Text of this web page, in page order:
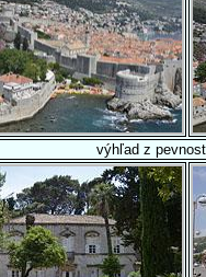
výhľad z